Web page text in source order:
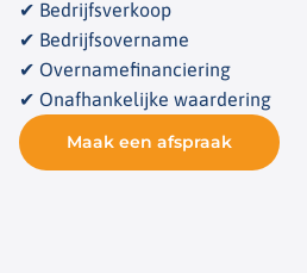
✔ Bedrijfsverkoop
✔ Bedrijfsovername
✔ Overnamefinanciering
✔ Onafhankelijke waardering
Maak een afspraak